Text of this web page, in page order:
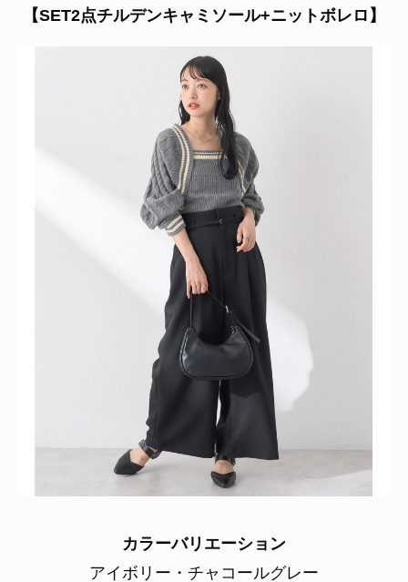
【SET2点チルデンキャミソール+ニットボレロ】
カラーバリエーション
アイボリー・チャコールグレー